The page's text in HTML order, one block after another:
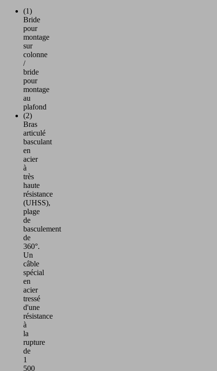
(1)
Bride
pour
montage
sur
colonne
/
bride
pour
montage
au
plafond
(2)
Bras
articulé
basculant
en
acier
à
très
haute
résistance
(UHSS),
plage
de
basculement
de
360°.
Un
câble
spécial
en
acier
tressé
d'une
résistance
à
la
rupture
de
1
500